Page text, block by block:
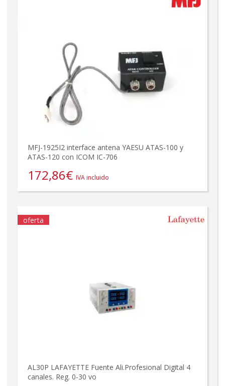
MFJ-1925I2 interface antena YAESU ATAS-100 y
ATAS-120 con ICOM IC-706
172,86€ IVA incluido
oferta
AL30P LAFAYETTE Fuente Ali.Profesional Digital 4
canales. Reg. 0-30 vo